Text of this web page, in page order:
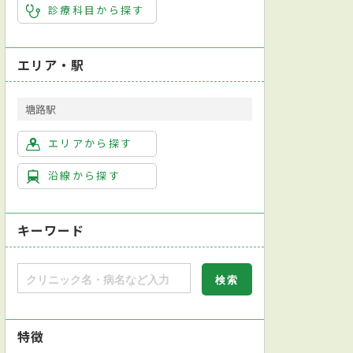
診療科目から探す
エリア・駅
塘路駅
エリアから探す
沿線から探す
キーワード
特徴